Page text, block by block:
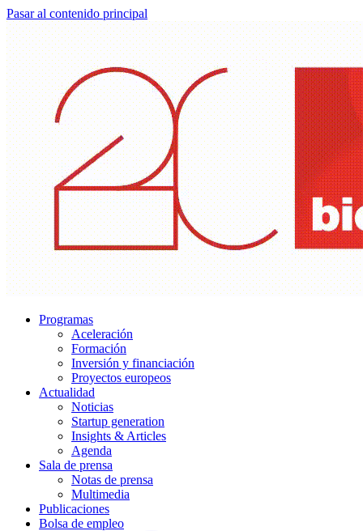
Pasar al contenido principal
Programas
Aceleración
Formación
Inversión y financiación
Proyectos europeos
Actualidad
Noticias
Startup generation
Insights & Articles
Agenda
Sala de prensa
Notas de prensa
Multimedia
Publicaciones
Bolsa de empleo